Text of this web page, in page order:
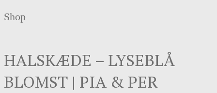
Shop
HALSKÆDE – LYSEBLÅ
BLOMST | PIA & PER